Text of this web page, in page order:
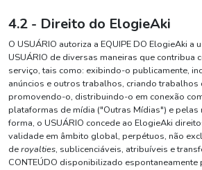
4.2 - Direito do ElogieAki
O USUÁRIO autoriza a EQUIPE DO ElogieAki a
USUÁRIO de diversas maneiras que contribua
serviço, tais como: exibindo-o publicamente,
anúncios e outros trabalhos, criando
promovendo-o, distribuindo-o em conexão
plataformas de mídia ("Outras Mídias") e pelas
forma, o USUÁRIO concede ao ElogieAki
validade em âmbito global, perpétuos, não
deroyalties, sublicenciáveis, atribuíveis e
CONTEÚDO disponibilizado espontaneamente